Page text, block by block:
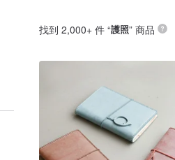
找到 2,000+ 件 “護照” 商品